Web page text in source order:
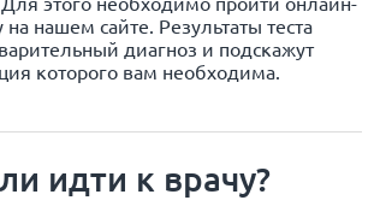
нашем сайте. Результаты теста
диагноз и подскажут
которого вам необходима.
идти к врачу?